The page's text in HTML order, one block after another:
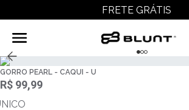
FRETE GRÁTIS
GORRO PEARL - CAQUI - U
R$ 99,99